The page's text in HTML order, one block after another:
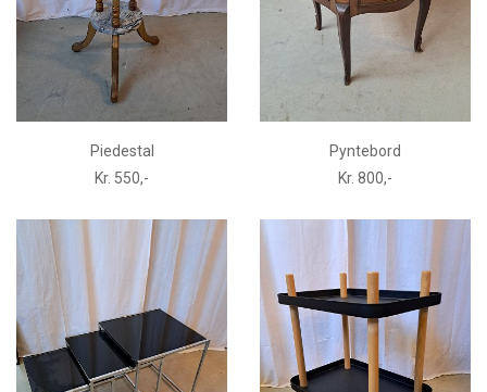
Piedestal
Kr. 550,-
Pyntebord
Kr. 800,-